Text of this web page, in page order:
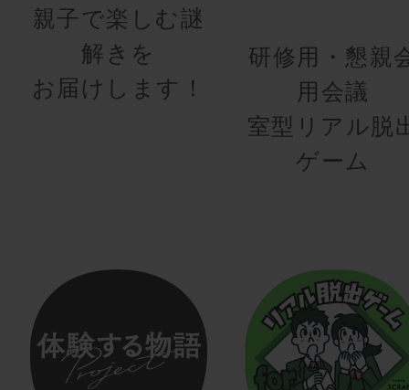
親子で楽しむ謎
解きを
お届けします！
研修用・懇親
用会議
室型リアル脱
ゲーム